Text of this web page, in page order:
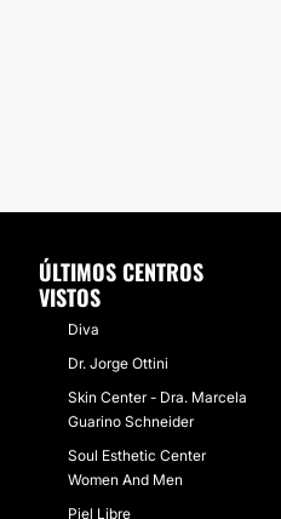
ÚLTIMOS CENTROS
VISTOS
Diva
Dr. Jorge Ottini
Skin Center - Dra. Marcela
Guarino Schneider
Soul Esthetic Center
Women And Men
Piel Libre